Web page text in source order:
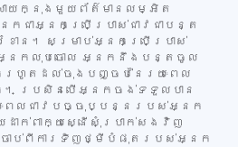
ាយក្នុងមួយព័ត៌មានលម្អិត
ជាអ្នកប្រើប្រាស់ជាវជាបន្ត
ខាន។ សម្រាប់អ្នកប្រើប្រាស់
អ្នកលុបចោល អ្នកនឹងបន្តចូល
ហូតដល់ចុងបញ្ចប់នៃរយៈពេល
ប្រសិនបើអ្នកចង់ទទួលបាន
ពេលជាវបច្ចុប្បន្នរបស់អ្នក
ាក់ពាក្យស្នើសុំប្រាក់សងវិញ
តចាប់ពីការទិញថ្មីបំផុតរបស់អ្នក